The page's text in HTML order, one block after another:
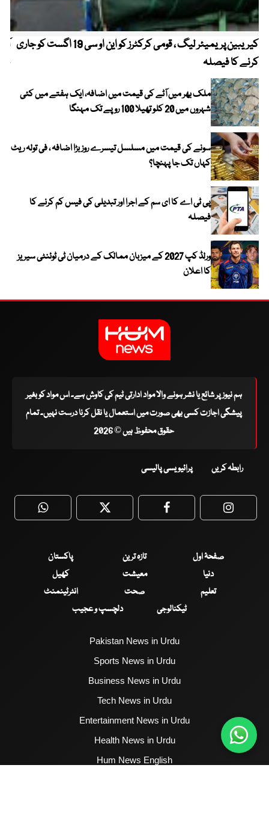
کیریبین پریمیئر لیگ ، قومی کرکٹرز کو این او سی 19 اگست کو جاری
کرنے کا فیصلہ
ملک بھر میں آٹے کی قیمت میں اضافہ، ایک ہفتے میں کئی
شہروں میں 20 کلو تھیلا 100 روپے تک مہنگا
سونے کی قیمت میں مسلسل تیسرے روز بڑا اضافہ ، فی تولہ ریٹ
کہاں تک جا پہنچا؟
پی ٹی اے کا ای سم کے اجرا اور تبدیلی کی فیس کم کرنے کا
فیصلہ
ورلڈ کپ 2027 کے میزبان ممالک کے درمیان ٹی ٹوئنٹی سیریز
کا اعلان
ہم نیوز پر شائع یا نشر ہونے والا مواد ادارتی ٹیم کی کاوش ہے۔ اس مواد کو بغیر
پیشگی اجازت کسی بھی صورت میں استعمال یا نقل کرنا درست نہیں۔ تمام
حقوق محفوظ ہیں © 2026
رابطہ کریں پرائیویسی پالیسی
WhatsApp Twitter Facebook
صفحۂ اول تازہ ترین
پاکستان
دنیا
معیشت
کھیل
تعلیم
صحت
انٹرٹینمنٹ
ٹیکنالوجی
دلچسپ و عجیب
Pakistan News in Urdu
Sports News in Urdu
Business News in Urdu
Tech News in Urdu
Entertainment News in Urdu
Health News in Urdu
Hum News English